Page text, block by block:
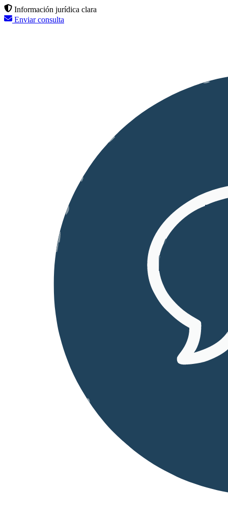
Información jurídica clara
Enviar consulta